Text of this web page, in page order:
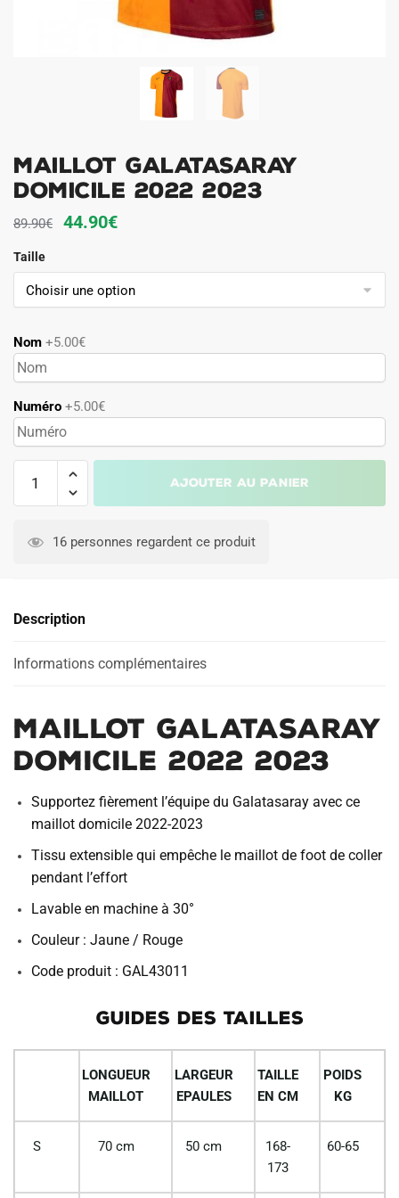
MAILLOT GALATASARAY
DOMICILE 2022 2023
89.90€
Le
initial
était :
44.90€Le
actuel
est :
Taille
Nom +5.00€
Numéro +5.00€
GALATASARAY
Ajouter au panier
16 personnes regardent ce produit
Description
Informations complémentaires
MAILLOT GALATASARAY
DOMICILE 2022 2023
Supportez fièrement l’équipe du Galatasaray avec ce
maillot domicile 2022-2023
Tissu extensible qui empêche le maillot de foot de coller
pendant l’effort
Lavable en machine à 30°
Couleur : Jaune / Rouge
Code produit : GAL43011
GUIDES DES TAILLES
LONGUEUR
MAILLOT
LARGEUR
EPAULES
TAILLE
EN CM
POIDS
KG
S 70 cm 50 cm
168-
173
60-65